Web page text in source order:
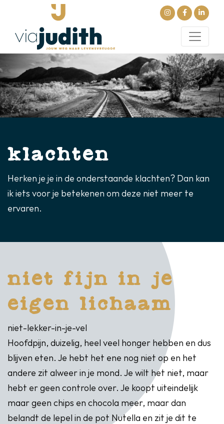
klachten
Herken je je in de onderstaande klachten? Dan kan
ik iets voor je betekenen om deze niet meer te
ervaren.
niet fijn in je
eigen lichaam
niet-lekker-in-je-vel
Hoofdpijn, duizelig, heel veel honger hebben en dus
blijven eten. Je hebt het ene nog niet op en het
andere zit alweer in je mond. Je wilt het niet, maar
hebt er geen controle over. Je koopt uiteindelijk
maar geen chips en chocola meer, maar dan
belandt de lepel in de pot Nutella en zit je dit te